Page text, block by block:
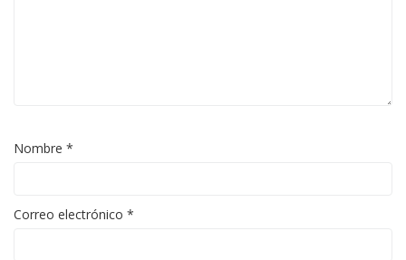
Nombre *
Correo electrónico *